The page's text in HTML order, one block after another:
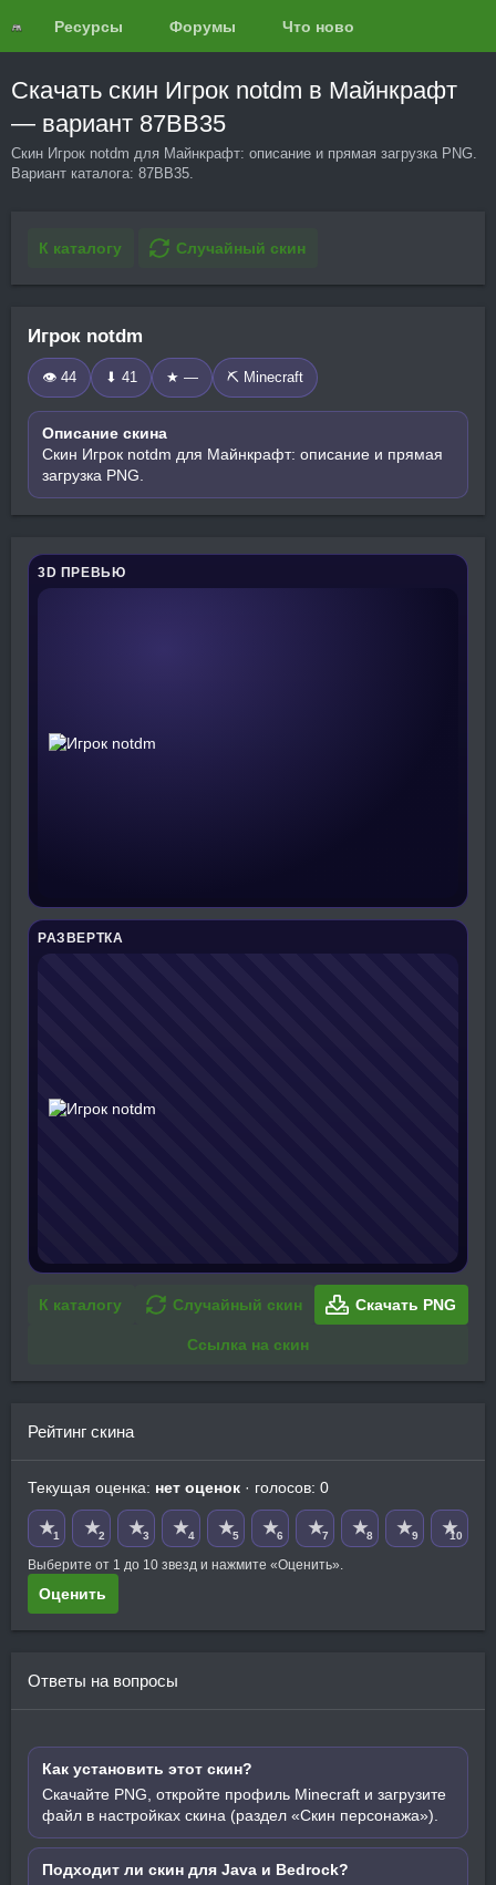
Ресурсы Форумы Что нового?
Скачать скин Игрок notdm в Майнкрафт
— вариант 87BB35
Скин Игрок notdm для Майнкрафт: описание и прямая загрузка PNG.
Вариант каталога: 87BB35.
К каталогу Случайный скин
Игрок notdm
👁 44 ⬇ 41 ★ — ⛏️ Minecraft
Описание скина
Скин Игрок notdm для Майнкрафт: описание и прямая
загрузка PNG.
3D ПРЕВЬЮ
РАЗВЕРТКА
К каталогу Случайный скин Скачать PNG
Ссылка на скин
Рейтинг скина
Текущая оценка: нет оценок · голосов: 0
★1 ★2 ★3 ★4 ★5 ★6 ★7 ★8 ★9 ★10
Выберите от 1 до 10 звезд и нажмите «Оценить».
Оценить
Ответы на вопросы
Как установить этот скин?
Скачайте PNG, откройте профиль Minecraft и загрузите
файл в настройках скина (раздел «Скин персонажа»).
Подходит ли скин для Java и Bedrock?